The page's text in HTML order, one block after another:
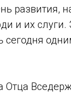
развития,
и их слуги.
сегодня